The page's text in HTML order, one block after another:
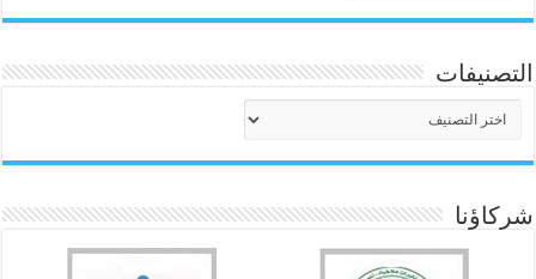
التصنيفات
شركاؤنا